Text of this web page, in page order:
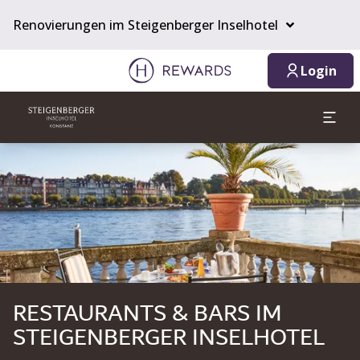
Renovierungen im Steigenberger Inselhotel
Login
Dia 1 von 1
RESTAURANTS & BARS IM
STEIGENBERGER INSELHOTEL
1 Zimmer ⋅ 1 Erwachsener